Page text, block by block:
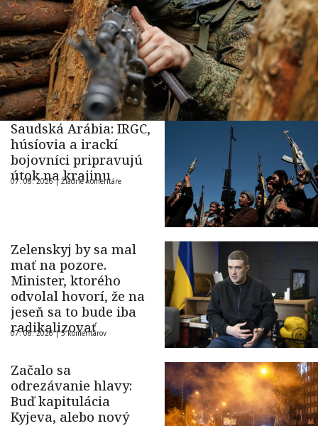
Saudská Arábia: IRGC,
húsíovia a irackí
bojovníci pripravujú
útok na krajinu
07. 08. 2026 |Žiadne komentáre
Zelenskyj by sa mal
mať na pozore.
Minister, ktorého
odvolal hovorí, že na
jeseň sa to bude iba
radikalizovať
07. 08. 2026 |5 komentárov
Začalo sa
odrezávanie hlavy:
Buď kapitulácia
Kyjeva, alebo nový